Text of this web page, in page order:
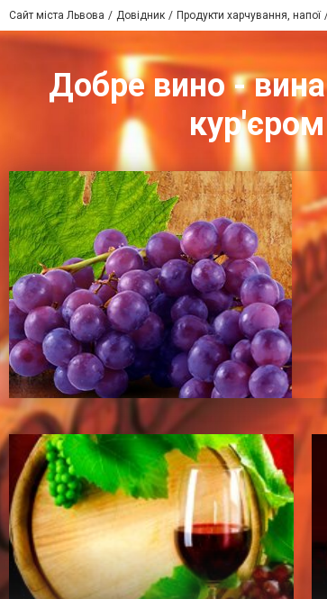
Сайт міста Львова Довідник Продукти харчування, напої
Добре вино -